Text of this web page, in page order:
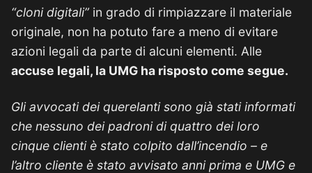
“cloni digitali” in grado di rimpiazzare il materiale
originale, non ha potuto fare a meno di evitare
azioni legali da parte di alcuni elementi. Alle
accuse legali, la UMG ha risposto come segue.
Gli avvocati dei querelanti sono già stati informati
che nessuno dei padroni di quattro dei loro
cinque clienti è stato colpito dall’incendio – e
l’altro cliente è stato avvisato anni prima e UMG e